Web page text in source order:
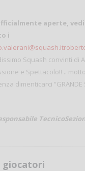
aperte,
i
Squash convinti di
e Spettacolo!! ..
dimenticarci “GRANDE
Tecnico
giocatori